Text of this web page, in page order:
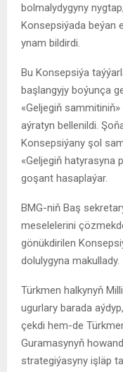
bolmalydygyny
Konsepsiýada beýan
ynam bildirdi.
Bu Konsepsiýa
başlangyjy boýunça
«Geljegiň
aýratyn bellenildi.
Konsepsiýany şol
«Geljegiň hatyrasyna
goşant hasaplaýar.
BMG-niň Baş
meselelerini
gönükdirilen
dolulygyna makullady.
Türkmen halkynyň
ugurlary barada
çekdi hem-de
Guramasynyň
strategiýasyny işläp